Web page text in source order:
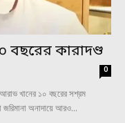
বছরের কারাদণ্ড
0
খানের ১০ বছরের সশ্রম
অনাদায়ে আরও...